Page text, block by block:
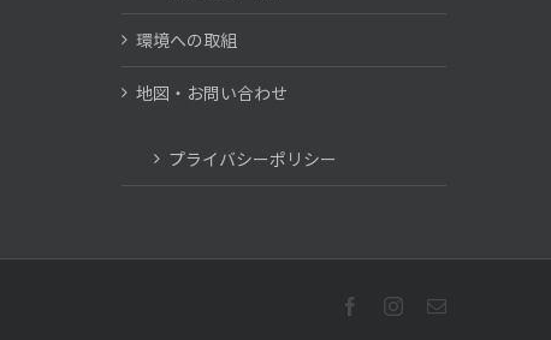
環境への取組
地図・お問い合わせ
プライバシーポリシー
FacebookInstagram
電